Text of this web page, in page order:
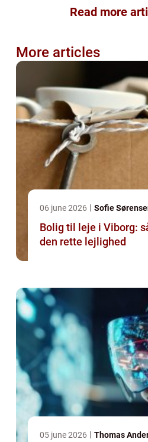
Read more
More articles
06 june 2026 Sofie
Bolig til leje i Viborg:
den rette lejlighed
05 june 2026 Thomas